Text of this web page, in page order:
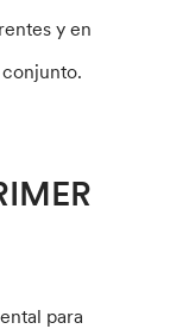
y en
para